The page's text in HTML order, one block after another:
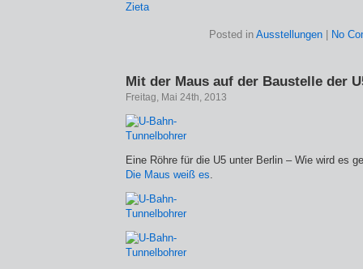
Posted in Ausstellungen| No
Mit der Maus auf der Baustelle der
Freitag, Mai 24th, 2013
Eine Röhre für die U5 unter Berlin – Wie wird es
Die Maus weiß es.